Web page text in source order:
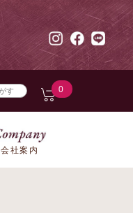
0
会社案内